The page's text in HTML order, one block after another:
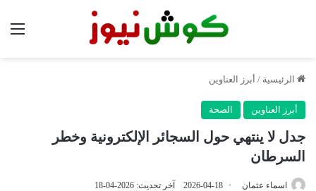
الرئيسية / أبرز العناوين
أبرز العناوين الصحة
جدل لا ينتهي حول السجائر الإلكترونية وخطر
السرطان
اسماء عثمان 2026-04-18 آخر تحديث: 2026-04-18